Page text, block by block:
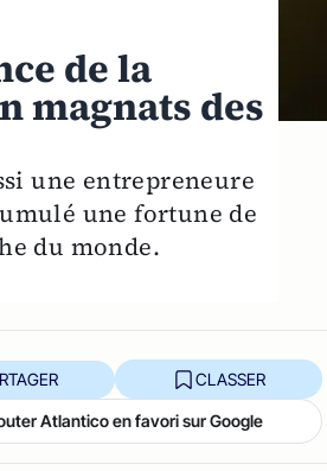
de la
magnats des
une entrepreneure
une fortune de
du monde.
CLASSER
Atlantico en favori sur Google